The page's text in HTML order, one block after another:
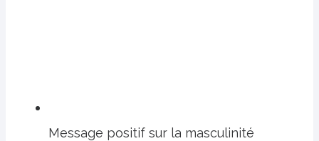
Message positif sur la masculinité